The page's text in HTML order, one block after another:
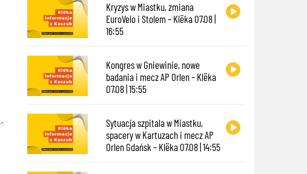
.
Kryzys w Miastku, zmiana
EuroVelo i Stolem – Klëka 07.08 |
16:55
Kongres w Gniewinie, nowe
badania i mecz AP Orlen – Klëka
07.08 | 15:55
Sytuacja szpitala w Miastku,
spacery w Kartuzach i mecz AP
Orlen Gdańsk – Klëka 07.08 | 14:55